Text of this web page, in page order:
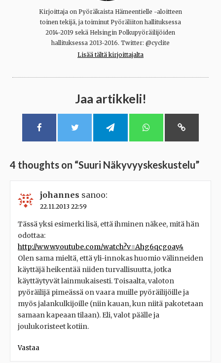
Kirjoittaja on Pyöräkaista Hämeentielle -aloitteen
toinen tekijä, ja toiminut Pyöräliiton hallituksessa
2014-2019 sekä Helsingin Polkupyöräilijöiden
hallituksessa 2013-2016. Twitter: @cyclite
Lisää tältä kirjoittajalta
Jaa artikkeli!
4 thoughts on “Suuri Näkyvyyskeskustelu”
johannes sanoo:
22.11.2013 22:59
Tässä yksi esimerki lisä, että ihminen näkee, mitä hän
odottaa:
http://www.youtube.com/watch?v=Ahg6qcgoay4
Olen sama mieltä, että yli-innokas huomio välinneiden
käyttäjä heikentää niiden turvallisuutta, jotka
käyttäytyvät lainmukaisesti. Toisaalta, valoton
pyöräilijä pimeässä on vaara muille pyöräilijöille ja
myös jalankulkijoille (niin kauan, kun niitä pakotetaan
samaan kapeaan tilaan). Eli, valot päälle ja
joulukoristeet kotiin.
Vastaa